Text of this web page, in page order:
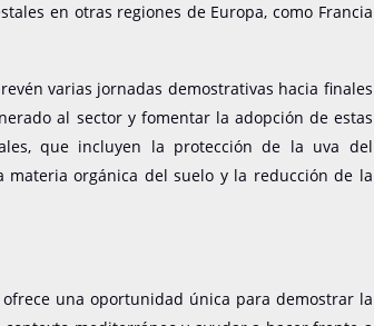
en otras regiones de Europa, como Francia
varias jornadas demostrativas hacia finales
al sector y fomentar la adopción de estas
que incluyen la protección de la uva del
orgánica del suelo y la reducción de la
una oportunidad única para demostrar la